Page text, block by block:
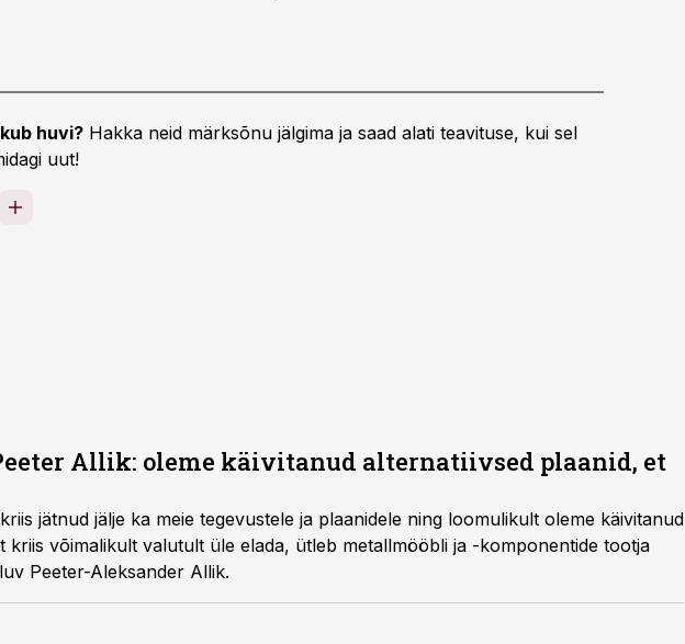
huvi? Hakka neid märksõnu jälgima ja saad alati teavituse, kui sel
uut!
Allik: oleme käivitanud alternatiivsed plaanid, et
jätnud jälje ka meie tegevustele ja plaanidele ning loomulikult oleme käivitanud
kriis võimalikult valutult üle elada, ütleb metallmööbli ja -komponentide tootja
Peeter-Aleksander Allik.